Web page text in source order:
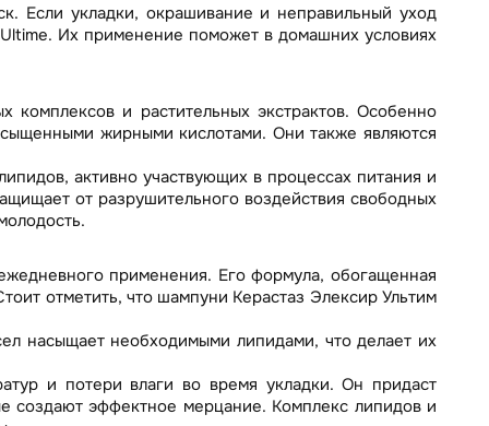
Если укладки, окрашивание и неправильный уход
Их применение поможет в домашних условиях
и растительных экстрактов. Особенно
жирными кислотами. Они также являются
активно участвующих в процессах питания и
от разрушительного воздействия свободных
применения. Его формула, обогащенная
отметить, что шампуни Керастаз Элексир Ультим
насыщает необходимыми липидами, что делает их
и потери влаги во время укладки. Он придаст
создают эффектное мерцание. Комплекс липидов и